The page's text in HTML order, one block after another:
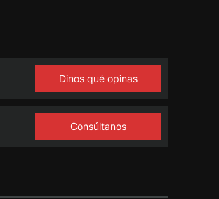
Dinos qué opinas
Consúltanos